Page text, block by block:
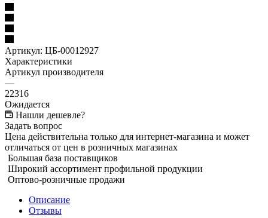
Артикул: ЦБ-00012927
Характеристики
Артикул производителя
—
22316
Ожидается
Нашли дешевле?
Задать вопрос
Цена действительна только для интернет-магазина и может
отличаться от цен в розничных магазинах
Большая база поставщиков
Широкий ассортимент профильной продукции
Оптово-розничные продажи
Описание
Отзывы